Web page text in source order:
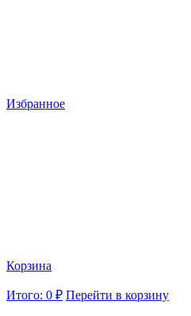
Избранное
Корзина
Итого: 0 ₽ Перейти в корзину